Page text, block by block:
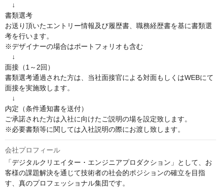
↓
書類選考
お送り頂いたエントリー情報及び履歴書、職務経歴書を基に書類選
考を行います。
※デザイナーの場合はポートフォリオも含む
↓
面接（1～2回）
書類選考通過された方は、当社面接官による対面もしくはWEBにて
面接を実施致します。
↓
内定（条件通知書を送付）
ご承諾された方は入社に向けたご説明の場を設定致します。
※必要書類等に関しては入社説明の際にお渡し致します。
会社プロフィール
「デジタルクリエイター・エンジニアプロダクション」として、お
客様の課題解決を通じて技術者の社会的ポジションの確立を目指
す、真のプロフェッショナル集団です。